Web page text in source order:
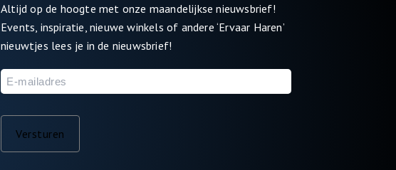
Altijd op de hoogte met onze maandelijkse nieuwsbrief!
Events, inspiratie, nieuwe winkels of andere ‘Ervaar Haren’
nieuwtjes lees je in de nieuwsbrief!
E-
mailadres
Versturen